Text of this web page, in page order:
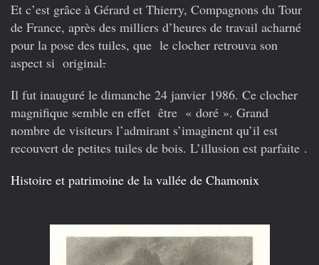
Et c’est grâce à Gérard et Thierry, Compagnons du Tour
de France, après des milliers d’heures de travail acharné
pour la pose des tuiles, que le clocher retrouva son
aspect si original.
Il fut inauguré le dimanche 24 janvier 1986. Ce clocher
magnifique semble en effet être « doré ». Grand
nombre de visiteurs l’admirant s’imaginent qu’il est
recouvert de petites tuiles de bois. L’illusion est parfaite .
Histoire et patrimoine de la vallée de Chamonix